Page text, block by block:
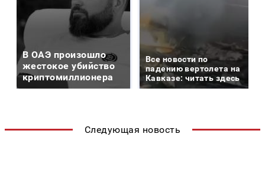
В ОАЭ произошло
жестокое убийство
криптомиллионера
Все новости по
падению вертолета на
Кавказе: читать здесь
Следующая новость